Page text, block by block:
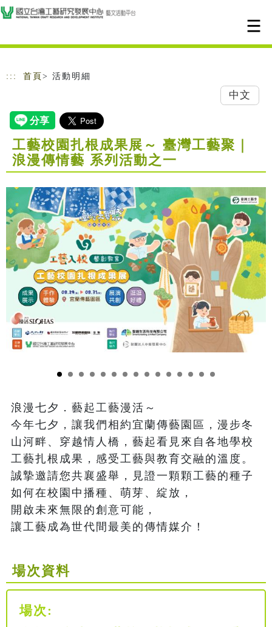
跳到主要內容
網站導覽
::: 首頁 > 活動明細
中文
工藝校園扎根成果展～ 臺灣工藝聚｜
浪漫傳情藝 系列活動之一
浪漫七夕．藝起工藝漫活～
今年七夕，讓我們相約宜蘭傳藝園區，漫步冬
山河畔、穿越情人橋，藝起看見來自各地學校
工藝扎根成果，感受工藝與教育交融的溫度。
誠摯邀請您共襄盛舉，見證一顆顆工藝的種子
如何在校園中播種、萌芽、綻放，
開啟未來無限的創意可能，
讓工藝成為世代間最美的傳情媒介！
場次資料
場次: